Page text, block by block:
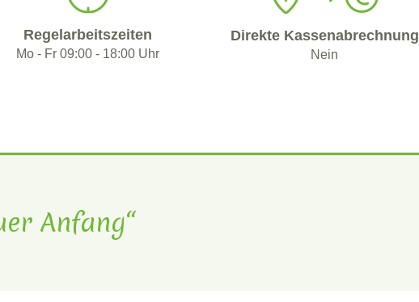
Regelarbeitszeiten
Mo - Fr 09:00 - 18:00 Uhr
Direkte Kassenabrechnung
Nein
Anfang“